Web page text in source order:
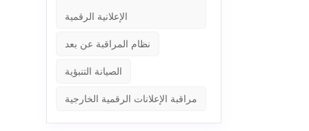
الإعلانية الرقمية
نظام المراقبة عن بعد
الصيانة التنبؤية
مراقبة الإعلانات الرقمية الخارجية